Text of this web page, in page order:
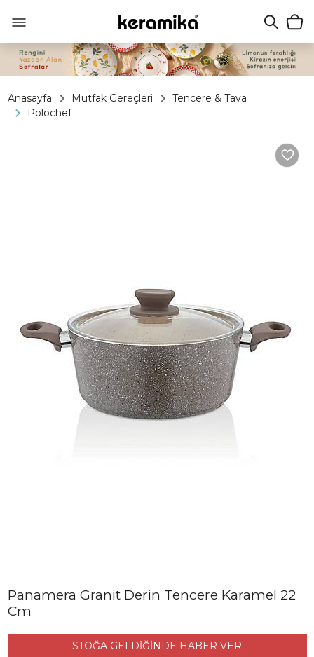
Anasayfa Mutfak Gereçleri
Tencere & Tava
Polochef
Panamera Granit Derin Tencere Karamel 22
Cm
STOĞA GELDİĞİNDE HABER VER